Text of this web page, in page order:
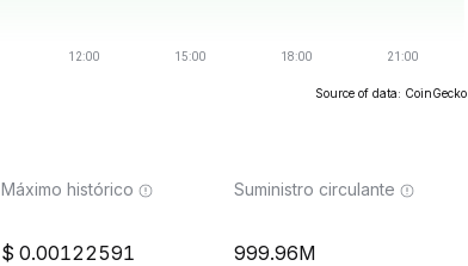
Source of data: CoinGecko
Máximo histórico
0.00122591
Suministro circulante
999.96M